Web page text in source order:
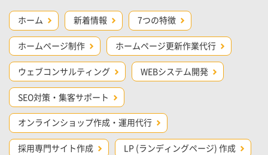
ホーム 新着情報 7つの特徴
ホームページ制作 ホームページ更新作業代行
ウェブコンサルティング WEBシステム開発
SEO対策・集客サポート
オンラインショップ作成・運用代行
採用専門サイト作成 LP (ランディングページ) 作成